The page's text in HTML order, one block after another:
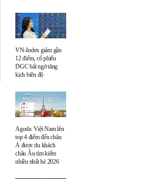
VN-Index giảm gần
12 điểm, cổ phiếu
DGC bất ngờ tăng
kịch biên độ
Agoda: Việt Nam lên
top 4 điểm đến châu
Á được du khách
châu Âu tìm kiếm
nhiều nhất hè 2026